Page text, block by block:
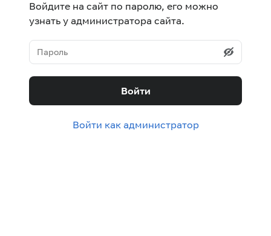
Войдите на сайт по паролю, его можно
узнать у администратора сайта.
Войти
Войти как администратор